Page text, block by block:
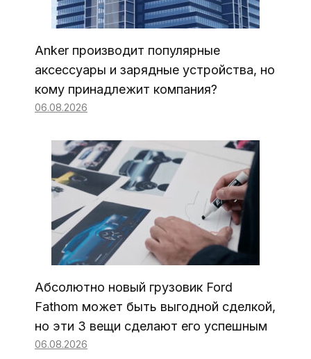
Anker производит популярные
аксессуары и зарядные устройства, но
кому принадлежит компания?
06.08.2026
Абсолютно новый грузовик Ford
Fathom может быть выгодной сделкой,
но эти 3 вещи сделают его успешным
06.08.2026